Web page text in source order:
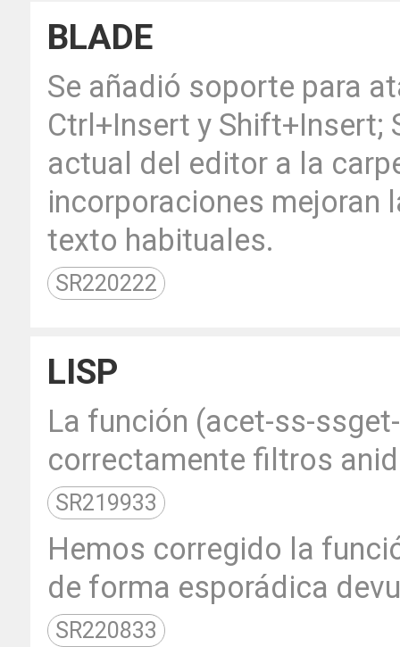
BLADE
Se añadió soporte para
Ctrl+Insert y Shift+Insert;
actual del editor a la
incorporaciones
texto habituales.
SR220222
LISP
La función (acet-ss-
correctamente filtros
SR219933
Hemos corregido la
de forma esporádica
SR220833